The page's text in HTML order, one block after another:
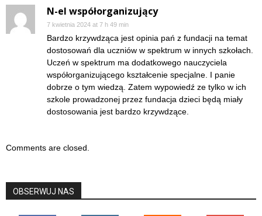
N-el współorganizujący
7 kwietnia 2024 at 7 h 49 min
Bardzo krzywdząca jest opinia pań z fundacji na temat
dostosowań dla uczniów w spektrum w innych szkołach.
Uczeń w spektrum ma dodatkowego nauczyciela
współorganizującego kształcenie specjalne. I panie
dobrze o tym wiedzą. Zatem wypowiedź ze tylko w ich
szkole prowadzonej przez fundacja dzieci będą miały
dostosowania jest bardzo krzywdzące.
Comments are closed.
OBSERWUJ NAS